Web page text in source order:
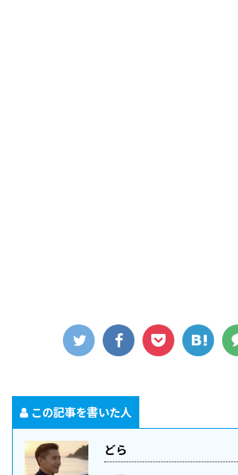
この記事を書いた人
どら